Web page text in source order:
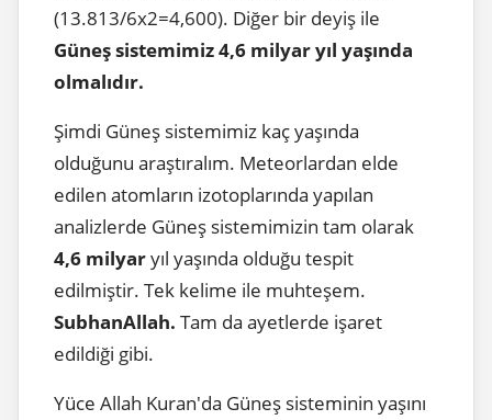
(13.813/6x2=4,600). Diğer bir deyiş ile
Güneş sistemimiz 4,6 milyar yıl yaşında
olmalıdır.
Şimdi Güneş sistemimiz kaç yaşında
olduğunu araştıralım. Meteorlardan elde
edilen atomların izotoplarında yapılan
analizlerde Güneş sistemimizin tam olarak
4,6 milyaryıl yaşında olduğu tespit
edilmiştir. Tek kelime ile muhteşem.
SubhanAllah. Tam da ayetlerde işaret
edildiği gibi.
Yüce Allah Kuran'da Güneş sisteminin yaşını